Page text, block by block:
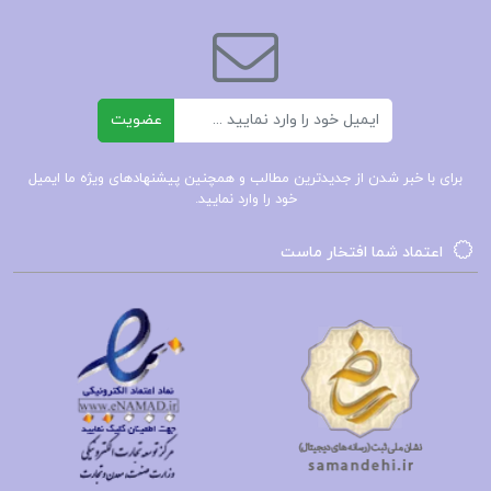
معاصر ایران و مبارزات آزادی‌خواهانه آشنا کند و
اهمیت این شخصیت‌ها را در تاریخ کشور برجسته کند.
این شخصیت‌ها، با جانفشانی و فداکاری‌های خود،
الگویی از ایستادگی و مقاومت در برابر ظلم را برای
نسل‌های آینده به یادگار گذاشتند و یاد آن‌ها همواره
در دل مردم ایران زنده خواهد ماند.
جستارهایی از تاریخ اجتماعی ایران در عصر قاجار
ایل قاجار در پهنه تاریخ ایران
دانلود کتاب زیر درخت نسترن حق وردی ناصری PDF
خرید و قیمت زیر درخت نسترن حق وردی ناصری
عضویت
برای با خبر شدن از جدیدترین مطالب و همچنین پیشنهادهای ویژه ما ایمیل
خود را وارد نمایید.
اعتماد شما افتخار ماست